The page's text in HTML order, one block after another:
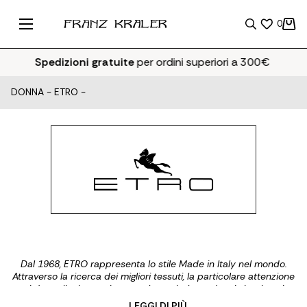
0
Spedizioni gratuiteper ordini superiori a 300€
DONNA - ETRO -
Dal 1968, ETRO rappresenta lo stile Made in Italy nel mondo.
Attraverso la ricerca dei migliori tessuti, la particolare attenzione
ai dettagli e la passione per la storia, la moda e i viaggi, oggi
ETRO crea capi e accessori di altissima qualità e all'insegna del